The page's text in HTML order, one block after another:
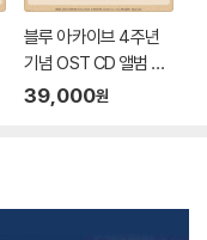
블루 아카이브 4주년
기념 OST CD 앨범 패
키지 (BLUE ARCHIVE
39,000원